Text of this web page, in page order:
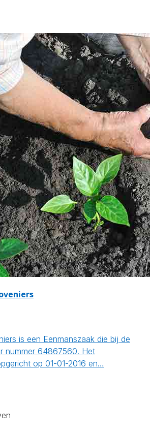
is een Eenmanszaak die bij de
nummer 64867560. Het
op 01-01-2016 en…